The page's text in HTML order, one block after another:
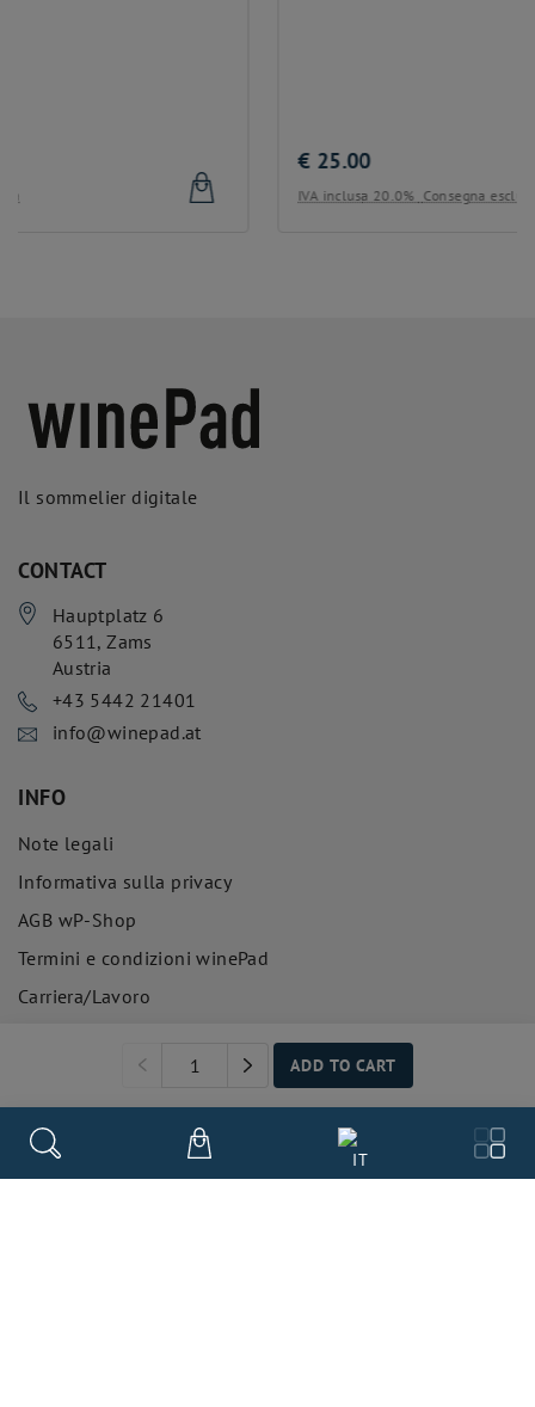
IT
IVA inclusa 20.0% Consegna esclusa
ADD TO CART
Il sommelier digitale
CONTACT
Hauptplatz 6
6511,Zams
Austria
+43 5442 21401
info@winepad.at
INFO
Note legali
Informativa sulla privacy
AGB wP-Shop
Termini e condizioni winePad
Carriera/Lavoro
Clienti del commercio del vino
la nostra storia